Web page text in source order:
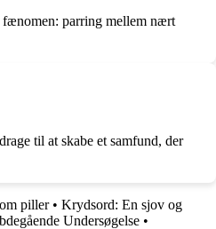
fænomen: parring mellem nært
til at skabe et samfund, der
piller• Krydsord: En sjov og
Undersøgelse •